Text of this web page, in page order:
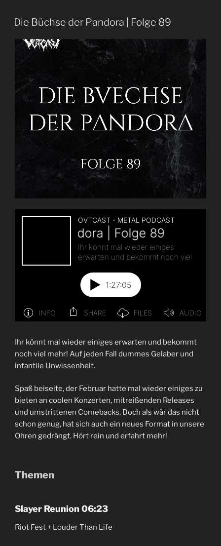
Die Büchse der Pandora | Folge 89
Ihr könnt mal wieder einiges erwarten und bekommt
noch viel mehr! Auf jeden Fall dummes Gelaber und
infantile Unwissenheit.
Spaß beiseite, der Februar hatte mal wieder einiges zu
bieten an coolen Konzerten, mitreißenden Releases
und umstrittenen Comebacks. Doch als wär das nicht
schon genug, hat sich auch ein neues Format in unsere
Ohren gedrängt. Hört rein und erfahrt mehr!
Themen
Slayer Reunion 06:23
Riot Fest + Louder Than Life